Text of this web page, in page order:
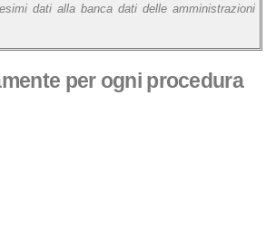
dati alla banca dati delle amministrazioni
per ogni procedura